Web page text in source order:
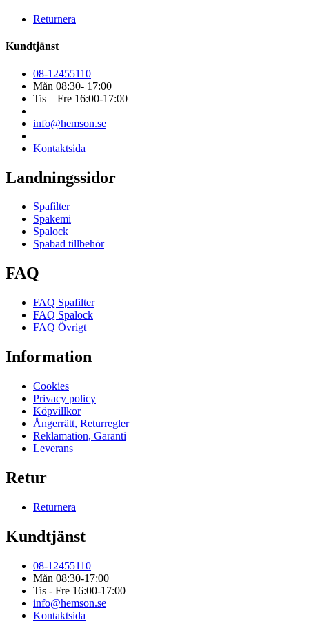
Returnera
Kundtjänst
08-12455110
Mån 08:30- 17:00
Tis – Fre 16:00-17:00
info@hemson.se
Kontaktsida
Landningssidor
Spafilter
Spakemi
Spalock
Spabad tillbehör
FAQ
FAQ Spafilter
FAQ Spalock
FAQ Övrigt
Information
Cookies
Privacy policy
Köpvillkor
Ångerrätt, Returregler
Reklamation, Garanti
Leverans
Retur
Returnera
Kundtjänst
08-12455110
Mån 08:30-17:00
Tis - Fre 16:00-17:00
info@hemson.se
Kontaktsida